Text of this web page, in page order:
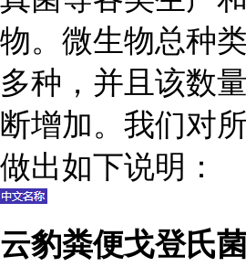
物。微生物总种
多种，并且该数
断增加。我们对
做出如下说明：
云豹粪便戈登氏